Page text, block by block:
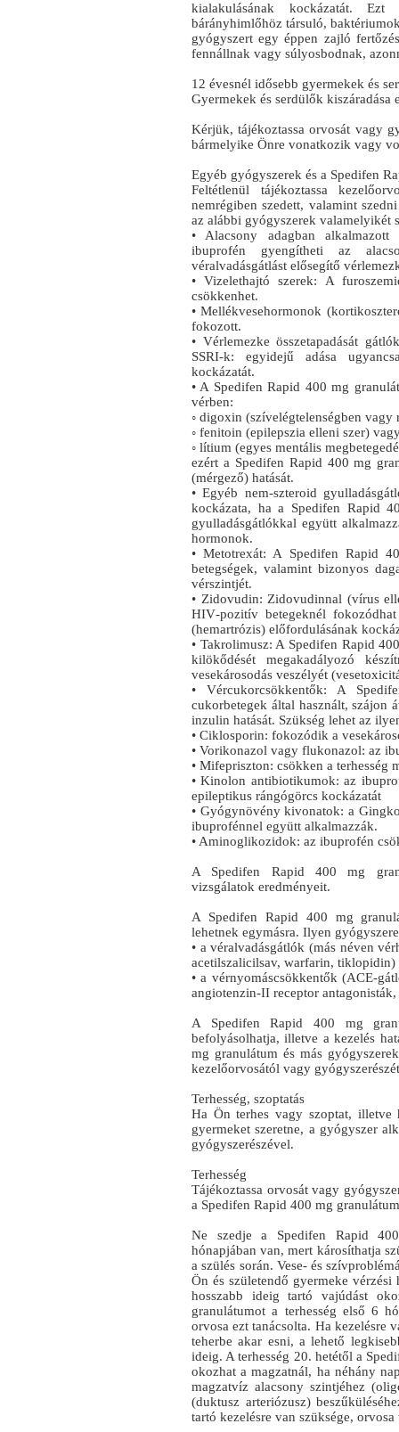
kialakulásának kockázatát.
bárányhimlőhöz társuló,
gyógyszert egy éppen zajló
fennállnak vagy súlyosbodnak,
12 évesnél idősebb gyermekek és
Gyermekek és serdülők kiszáradása
Kérjük, tájékoztassa orvosát vagy
bármelyike Önre vonatkozik vagy
Egyéb gyógyszerek és a Spedifen
Feltétlenül tájékoztassa
nemrégiben szedett, valamint
az alábbi gyógyszerek valamelyikét
• Alacsony adagban
ibuprofén gyengítheti az
véralvadásgátlást elősegítő
• Vizelethajtó szerek: A
csökkenhet.
• Mellékvesehormonok
fokozott.
• Vérlemezke összetapadását
SSRI-k: egyidejű adása
kockázatát.
• A Spedifen Rapid 400 mg
vérben:
◦ digoxin (szívelégtelenségben
◦ fenitoin (epilepszia elleni szer)
◦ lítium (egyes mentális
ezért a Spedifen Rapid 400 mg
(mérgező) hatását.
• Egyéb nem-szteroid
kockázata, ha a Spedifen Rapid
gyulladásgátlókkal együtt
hormonok.
• Metotrexát: A Spedifen Rapid
betegségek, valamint bizonyos
vérszintjét.
• Zidovudin: Zidovudinnal (vírus
HIV‑pozitív betegeknél
(hemartrózis) előfordulásának
• Takrolimusz: A Spedifen Rapid
kilökődését megakadályozó
vesekárosodás veszélyét
• Vércukorcsökkentők: A
cukorbetegek által használt, szájon
inzulin hatását. Szükség lehet az
• Ciklosporin: fokozódik a
• Vorikonazol vagy flukonazol: az
• Mifepriszton: csökken a terhesség
• Kinolon antibiotikumok: az
epileptikus rángógörcs kockázatát
• Gyógynövény kivonatok: a
ibuprofénnel együtt alkalmazzák.
• Aminoglikozidok: az ibuprofén
A Spedifen Rapid 400 mg
vizsgálatok eredményeit.
A Spedifen Rapid 400 mg
lehetnek egymásra. Ilyen
• a véralvadásgátlók (más néven
acetilszalicilsav, warfarin, tiklopidin)
• a vérnyomáscsökkentők (ACE-
angiotenzin-II receptor
A Spedifen Rapid 400 mg
befolyásolhatja, illetve a kezelés
mg granulátum és más
kezelőorvosától vagy
Terhesség, szoptatás
Ha Ön terhes vagy szoptat, illetve
gyermeket szeretne, a gyógyszer
gyógyszerészével.
Terhesség
Tájékoztassa orvosát vagy
a Spedifen Rapid 400 mg
Ne szedje a Spedifen Rapid
hónapjában van, mert károsíthatja
a szülés során. Vese- és
Ön és születendő gyermeke
hosszabb ideig tartó vajúdást
granulátumot a terhesség első 6
orvosa ezt tanácsolta. Ha kezelésre
teherbe akar esni, a lehető
ideig. A terhesség 20. hetétől a
okozhat a magzatnál, ha néhány
magzatvíz alacsony szintjéhez
(duktusz arteriózusz)
tartó kezelésre van szüksége,